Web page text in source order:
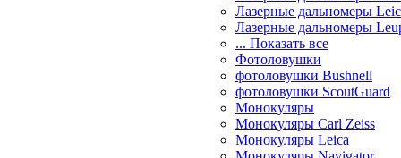
Лазерные дальномеры
Лазерные дальномеры
... Показать все
Фотоловушки
фотоловушки Bushnell
фотоловушки ScoutGuard
Монокуляры
Монокуляры Carl Zeiss
Монокуляры Leica